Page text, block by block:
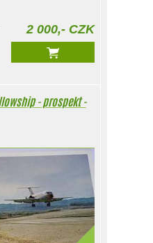
2 000,- CZK
- prospekt -